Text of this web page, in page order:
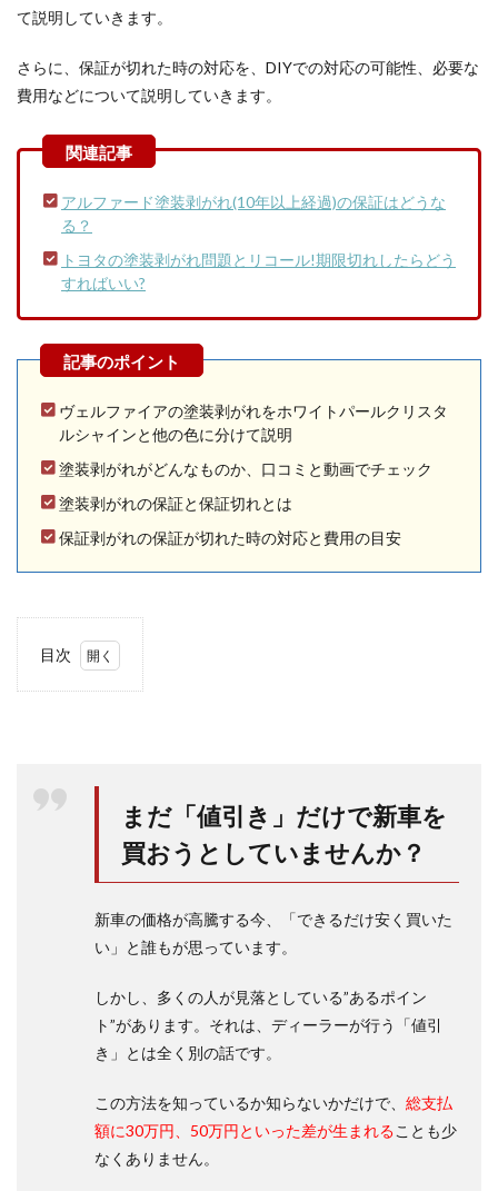
て説明していきます。
さらに、保証が切れた時の対応を、DIYでの対応の可能性、必要な
費用などについて説明していきます。
アルファード塗装剥がれ(10年以上経過)の保証はどうな
る？
トヨタの塗装剥がれ問題とリコール!期限切れしたらどう
すればいい?
ヴェルファイアの塗装剥がれをホワイトパールクリスタ
ルシャインと他の色に分けて説明
塗装剥がれがどんなものか、口コミと動画でチェック
塗装剥がれの保証と保証切れとは
保証剥がれの保証が切れた時の対応と費用の目安
目次
塗装
剥が
1.1.1
2008年
まだ「値引き」だけで新車を
買おうとしていませんか？
新車の価格が高騰する今、「できるだけ安く買いた
い」と誰もが思っています。
しかし、多くの人が見落としている”あるポイン
ト”があります。それは、ディーラーが行う「値引
き」とは全く別の話です。
この方法を知っているか知らないかだけで、 総支払
額に30万円、50万円といった差が生まれることも少
なくありません。